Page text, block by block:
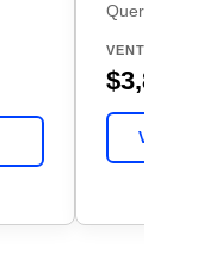
Querétaro
VENTA
VER